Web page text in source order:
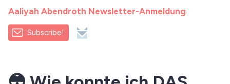
Aaliyah Abendroth Newsletter-Anmeldung
Subscribe!